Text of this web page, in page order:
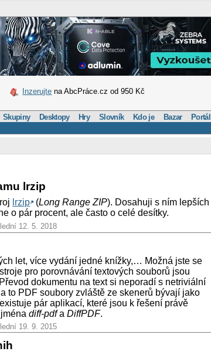
Inzerujte na AbcPráce.cz od 950 Kč
Skupiny Desktopy Hry Slovník Kdo je Bazar Portál
lrzip
lrzip (Long Range ZIP). Dosahuji s ním lepších
o pár procent, ale často o celé desítky.
12. 5. 2018
let, více vydání jedné knížky,… Možná jste se
pro porovnávání textových souborů jsou
dokumentu na text si neporadí s netriviální
to PDF soubory zvláště ze skenerů bývají jako
pár aplikací, které jsou k řešení právě
jménadiff-pdfaDiffPDF.
19. 9. 2015